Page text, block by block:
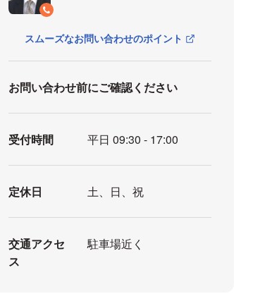
スムーズなお問い合わせのポイント
お問い合わせ前にご確認ください
受付時間 平日 09:30 - 17:00
定休日 土、日、祝
交通アクセ
ス
駐車場近く